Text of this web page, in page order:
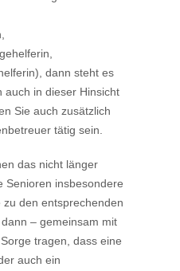
dann steht es
auch in dieser Hinsicht
Sie auch zusätzlich
tätig sein.
das nicht länger
Senioren insbesondere
den entsprechenden
– gemeinsam mit
tragen, dass eine
auch ein